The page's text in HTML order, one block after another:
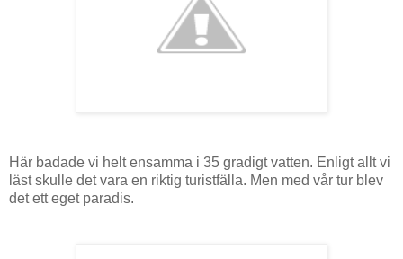
Här badade vi helt ensamma i 35 gradigt vatten. Enligt allt vi
läst skulle det vara en riktig turistfälla. Men med vår tur blev
det ett eget paradis.